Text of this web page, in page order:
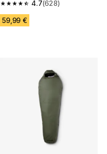
4.7
4.7 od 5 zvezdic from 628 ocene
(628)
59,99 €